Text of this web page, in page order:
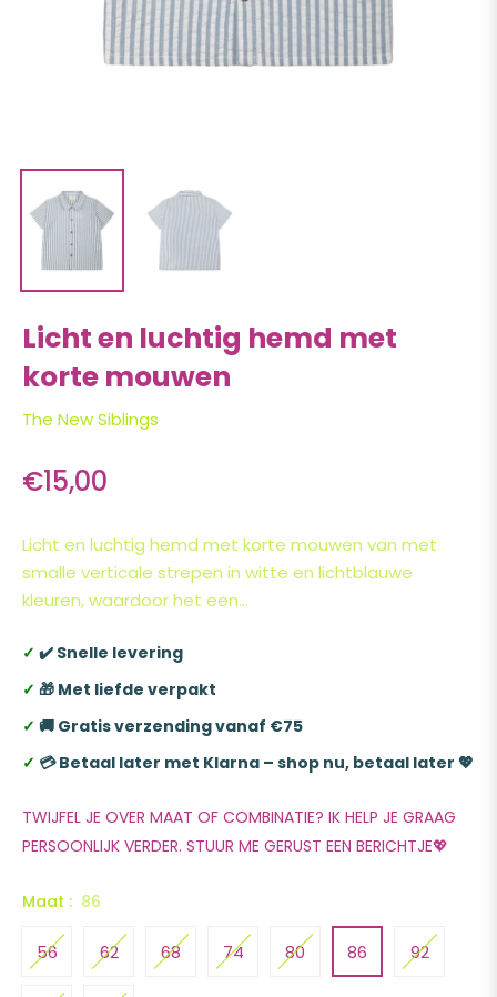
Licht en luchtig hemd met
korte mouwen
The New Siblings
Normale
€15,00
Licht en luchtig hemd met korte mouwen van met
smalle verticale strepen in witte en lichtblauwe
kleuren, waardoor het een...
✓ ✔️ Snelle levering
✓ 🎁 Met liefde verpakt
✓ 🚚 Gratis verzending vanaf €75
✓ 💳 Betaal later met Klarna – shop nu, betaal later 💖
TWIJFEL JE OVER MAAT OF COMBINATIE? IK HELP JE GRAAG
PERSOONLIJK VERDER. STUUR ME GERUST EEN BERICHTJE💖
Maat : 86
56 62 68 74 80 86 92